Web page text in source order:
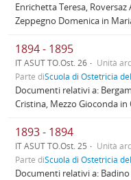
Enrichetta Teresa,
Zeppegno Domenica in
1894 - 1895
IT ASUT TO.Ost. 26 Unità
Parte diScuola di Ostetricia
Documenti relativi a:
Cristina, Mezzo Gioconda in
1893 - 1894
IT ASUT TO.Ost. 25 Unità
Parte diScuola di Ostetricia
Documenti relativi a: